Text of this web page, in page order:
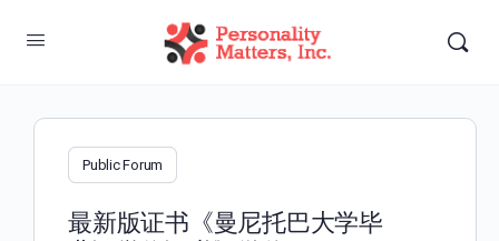
Public Forum
最新版证书《曼尼托巴大学毕